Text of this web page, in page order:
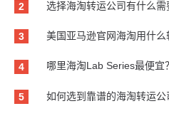
2 选择海淘转运公司有什么需
3 美国亚马逊官网海淘用什么
4 哪里海淘Lab Series最便宜
5 如何选到靠谱的海淘转运公